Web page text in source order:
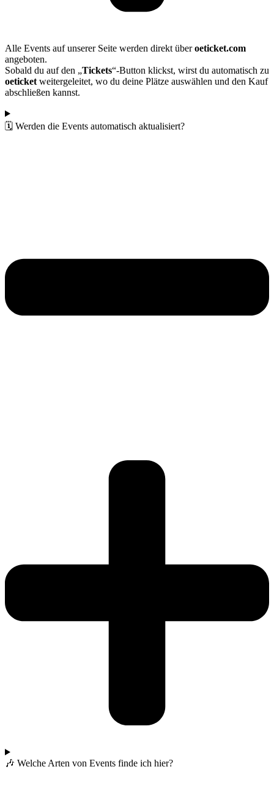
Alle Events auf unserer Seite werden direkt überoeticket.com
angeboten.
Sobald du auf den „Tickets“-Button klickst, wirst du automatisch zu
oeticketweitergeleitet, wo du deine Plätze auswählen und den Kauf
abschließen kannst.
🗓️ Werden die Events automatisch aktualisiert?
🎶 Welche Arten von Events finde ich hier?